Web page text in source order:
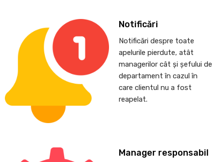
Notificări
Notificări despre toate
apelurile pierdute, atât
managerilor cât și șefului de
departament în cazul în
care clientul nu a fost
reapelat.
Manager responsabil